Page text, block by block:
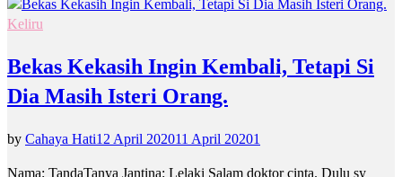
Keliru
Bekas Kekasih Ingin Kembali, Tetapi Si
Dia Masih Isteri Orang.
by Cahaya Hati12 April 202011 April 20201
Nama: TandaTanya Jantina: Lelaki Salam doktor cinta. Dulu sy